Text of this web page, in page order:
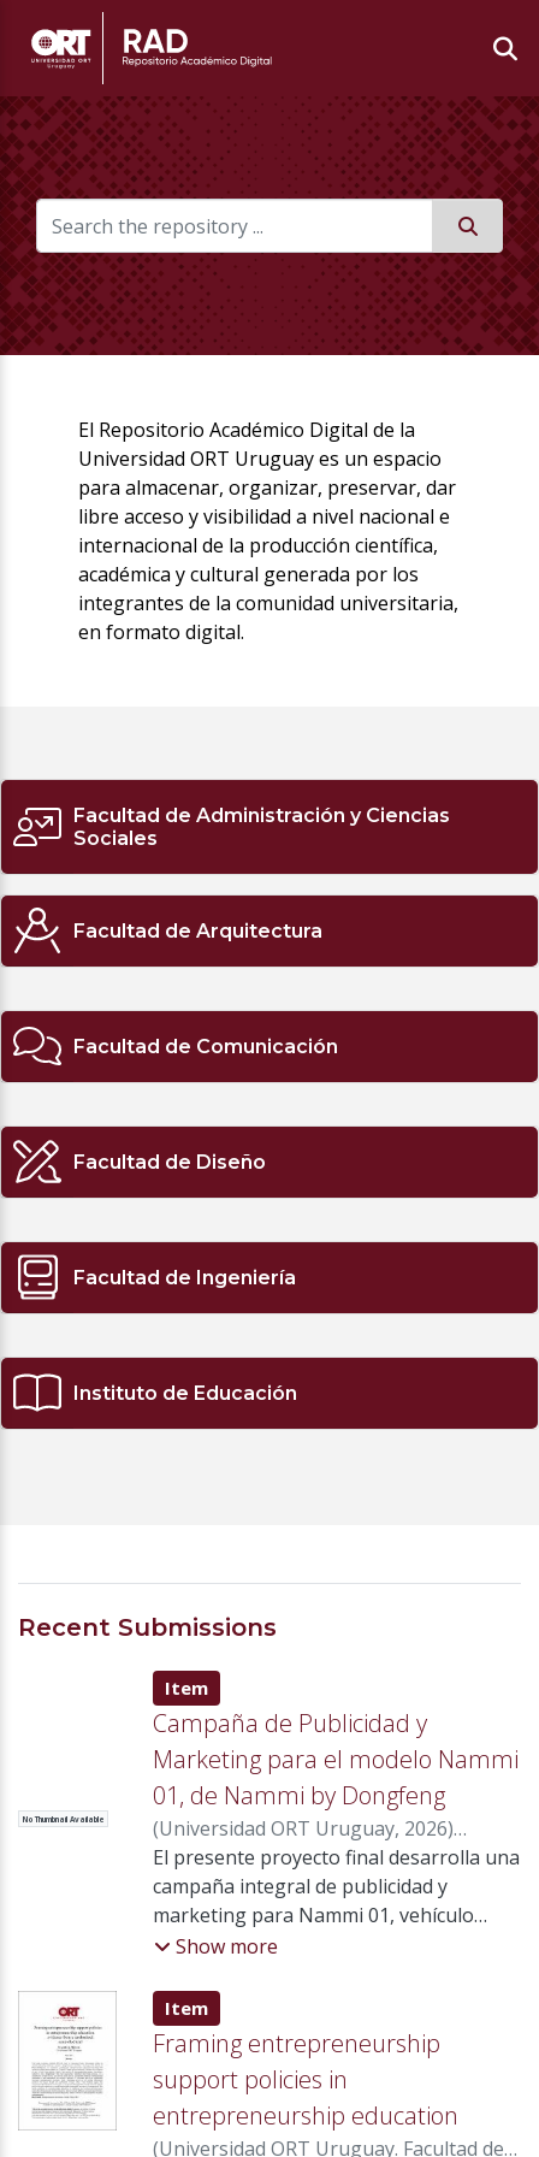
El Repositorio Académico Digital de la
Universidad ORT Uruguay es un espacio
para almacenar, organizar, preservar, dar
libre acceso y visibilidad a nivel nacional e
internacional de la producción científica,
académica y cultural generada por los
integrantes de la comunidad universitaria,
en formato digital.
Facultad de Administración y Ciencias
Sociales
Facultad de Arquitectura
Facultad de Comunicación
Facultad de Diseño
Facultad de Ingeniería
Instituto de Educación
Recent Submissions
No Thumbnail Available
Item type:
Item,
Campaña de Publicidad y
Marketing para el modelo Nammi
01, de Nammi by Dongfeng
(Universidad ORT Uruguay, 2026)
Levinsky Oberlander, Carolina;Mendez
Ferraz, Emanuel;María Souto, Carlos
Mir Bonino, Sebastián; Bourgeois
Wyaux, Marie France
El presente proyecto final desarrolla una
campaña integral de publicidad y
marketing para Nammi 01, vehículo
hatchback 100 % eléctrico
by Dongfeng, con el objetivo de
fortalecer su posicionamiento y
consolidar su participación en un
mercado de movilidad eléctrica en
constante crecimiento. En 2025 se
comercializaron 71.442 vehículos, de los
Show more
Item type:
Item,
Framing entrepreneurship
support policies in
entrepreneurship education
(Universidad ORT Uruguay. Facultad de